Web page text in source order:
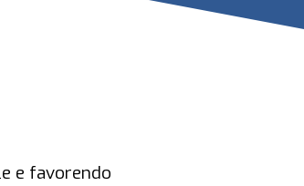
e favorendo